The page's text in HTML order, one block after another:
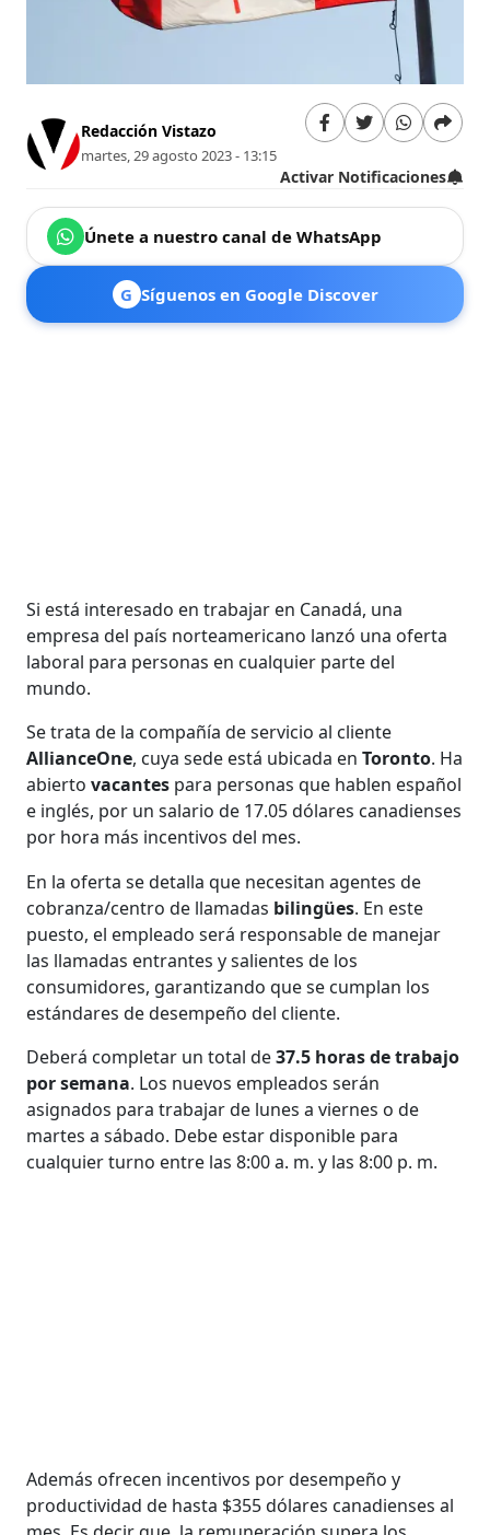
Redacción Vistazo
martes, 29 agosto 2023 - 13:15
Activar Notificaciones
Únete a nuestro canal de WhatsApp
G Síguenos en Google Discover
Si está interesado en trabajar en Canadá, una
empresa del país norteamericano lanzó una oferta
laboral para personas en cualquier parte del
mundo.
Se trata de la compañía de servicio al cliente
AllianceOne, cuya sede está ubicada enToronto. Ha
abiertovacantes para personas que hablen español
e inglés, por un salario de 17.05 dólares canadienses
por hora más incentivos del mes.
En la oferta se detalla que necesitan agentes de
cobranza/centro de llamadas bilingües. En este
puesto, el empleado será responsable de manejar
las llamadas entrantes y salientes de los
consumidores, garantizando que se cumplan los
estándares de desempeño del cliente.
Deberá completar un total de37.5 horas de trabajo
por semana. Los nuevos empleados serán
asignados para trabajar de lunes a viernes o de
martes a sábado. Debe estar disponible para
cualquier turno entre las 8:00 a. m. y las 8:00 p. m.
Además ofrecen incentivos por desempeño y
productividad de hasta $355 dólares canadienses al